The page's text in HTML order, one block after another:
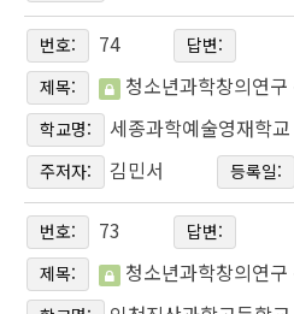
번호: 74
답변:
제목:
청소년과학창의연
학교명: 세종과학예술영재학교
주저자: 김민서 등록일:
번호: 73
답변:
제목:
청소년과학창의연